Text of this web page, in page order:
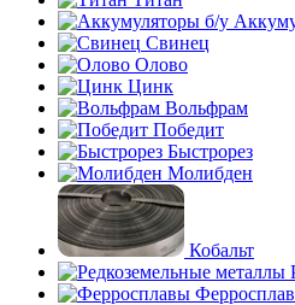
Свинец
Олово
Цинк
Вольфрам
Победит
Быстрорез
Молибден
Кобальт